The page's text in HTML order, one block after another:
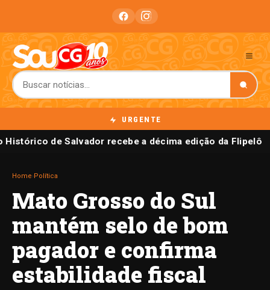
URGENTE
Histórico de Salvador recebe a décima edição da Flipelô
Home Política
Mato Grosso do Sul
mantém selo de bom
pagador e confirma
estabilidade fiscal